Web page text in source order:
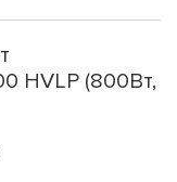
HVLP (800Вт,